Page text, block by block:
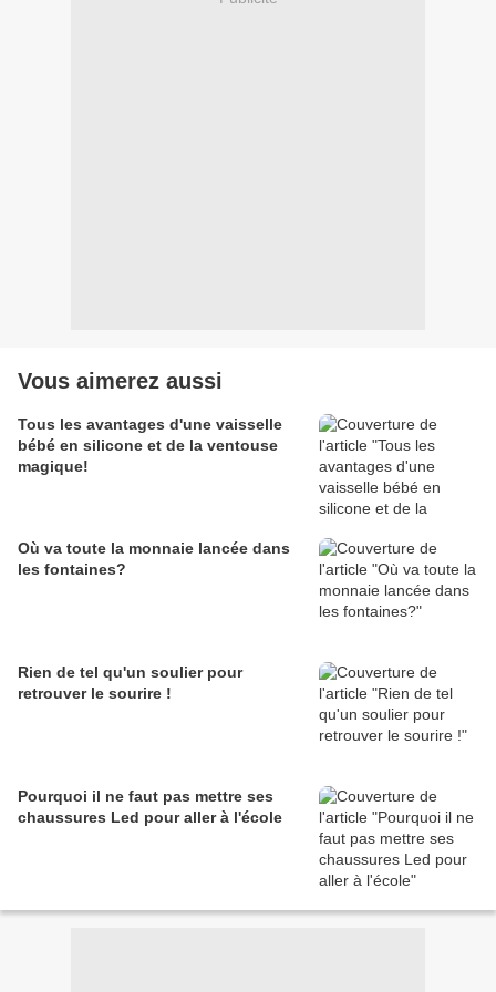
Vous aimerez aussi
Tous les avantages d'une vaisselle
bébé en silicone et de la ventouse
magique!
Où va toute la monnaie lancée dans
les fontaines?
Rien de tel qu'un soulier pour
retrouver le sourire !
Pourquoi il ne faut pas mettre ses
chaussures Led pour aller à l'école